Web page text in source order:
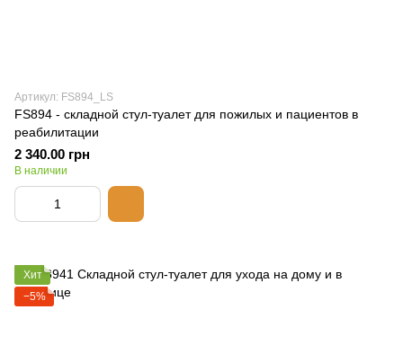
Артикул: FS894_LS
FS894 - складной стул-туалет для пожилых и пациентов в
реабилитации
2 340.00 грн
В наличии
Хит
−5%